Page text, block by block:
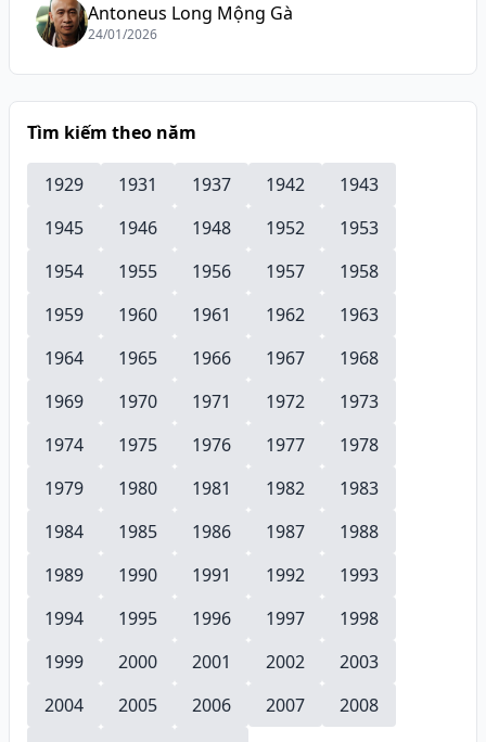
Antoneus Long Mộng Gà
24/01/2026
Tìm kiếm theo năm
1929 1931 1937 1942
1943
1945
1946 1948 1952
1953
1954
1955 1956 1957
1958
1959
1960 1961 1962
1963
1964
1965 1966 1967
1968
1969
1970 1971 1972
1973
1974
1975 1976 1977
1978
1979
1980 1981 1982
1983
1984
1985 1986 1987
1988
1989
1990 1991 1992
1993
1994
1995 1996 1997
1998
1999
2000 2001 2002
2003
2004
2005 2006 2007
2008